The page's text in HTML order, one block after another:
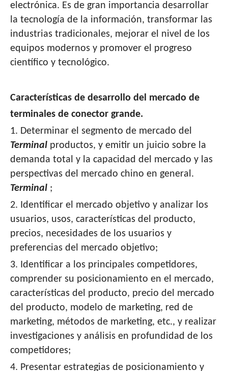
electrónica. Es de gran importancia desarrollar
la tecnología de la información, transformar las
industrias tradicionales, mejorar el nivel de los
equipos modernos y promover el progreso
científico y tecnológico.
Características de desarrollo del mercado de
terminales de conector grande.
1. Determinar el segmento de mercado del
Terminal productos, y emitir un juicio sobre la
demanda total y la capacidad del mercado y las
perspectivas del mercado chino en general.
Terminal ;
2. Identificar el mercado objetivo y analizar los
usuarios, usos, características del producto,
precios, necesidades de los usuarios y
preferencias del mercado objetivo;
3. Identificar a los principales competidores,
comprender su posicionamiento en el mercado,
características del producto, precio del mercado
del producto, modelo de marketing, red de
marketing, métodos de marketing, etc., y realizar
investigaciones y análisis en profundidad de los
competidores;
4. Presentar estrategias de posicionamiento y